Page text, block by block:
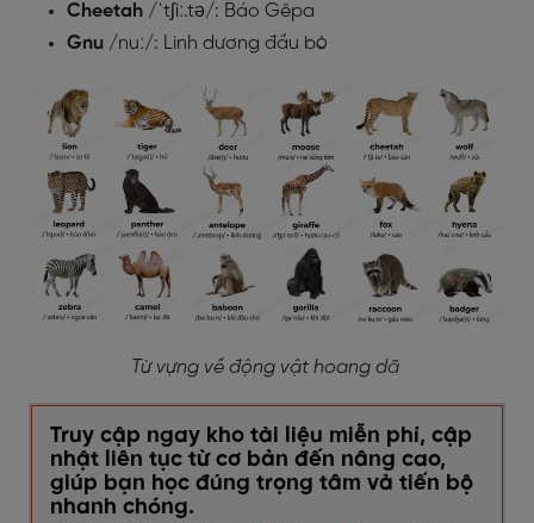
Cheetah /ˈtʃiː.tə/: Báo Gêpa
Gnu /nuː/: Linh dương đầu bò
Từ vựng về động vật hoang dã
Truy cập ngay kho tài liệu miễn phí, cập
nhật liên tục từ cơ bản đến nâng cao,
giúp bạn học đúng trọng tâm và tiến bộ
nhanh chóng.